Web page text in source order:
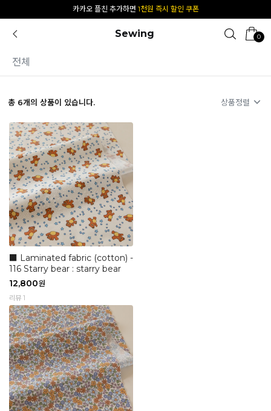
카카오 플친 추가하면 1천원 즉시 할인 쿠폰
Sewing 0
전체
총 6개의 상품이 있습니다. 상품정렬
■ Laminated fabric (cotton) -
116 Starry bear : starry bear
12,800원
리뷰 1